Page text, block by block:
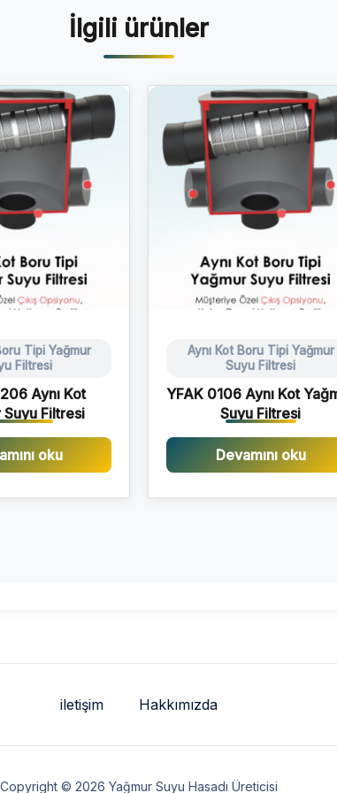
İlgili ürünler
Tipi Yağmur
Filtresi
Aynı Kot
Suyu Filtresi
oku
Aynı Kot Boru Tipi Yağmur
Suyu Filtresi
YFAK 0106 Aynı Kot
Suyu Filtresi
Devamını oku
iletişim Hakkımızda
Copyright © 2026 Yağmur Suyu Hasadı Üreticisi